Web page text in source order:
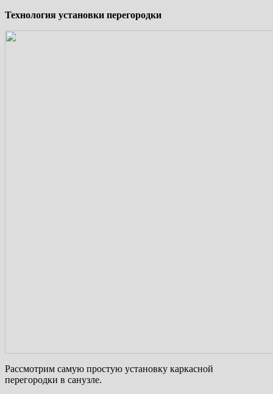
Технология установки перегородки
Рассмотрим самую простую установку каркасной
перегородки в санузле.